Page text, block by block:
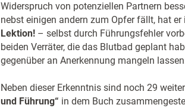
Widerspruch von potenziellen Partnern
nebst einigen andern zum Opfer fällt, hat er
Lektion! – selbst durch Führungsfehler
beiden Verräter, die das Blutbad geplant
gegenüber an Anerkennung mangeln
Neben dieser Erkenntnis sind noch 29
und Führung“ in dem Buch